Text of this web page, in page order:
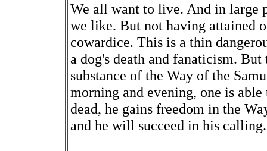
We all want to live. And in large
we like. But not having attained
cowardice. This is a thin
a dog's death and fanaticism.
substance of the Way of the
morning and evening, one is
dead, he gains freedom in the
and he will succeed in his calling.